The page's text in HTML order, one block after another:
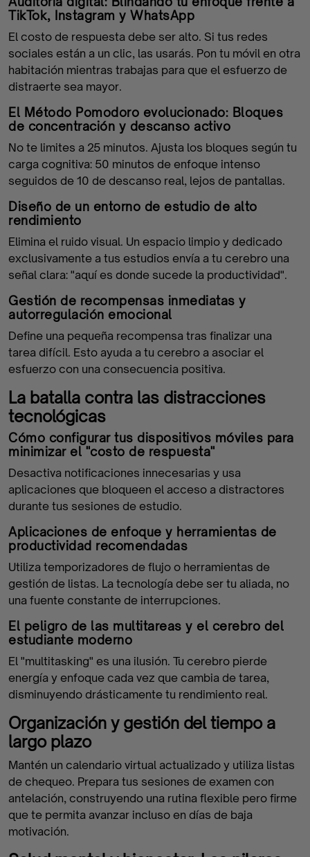
TikTok, Instagram y WhatsApp
El costo de respuesta debe ser alto. Si tus redes
sociales están a un clic, las usarás. Pon tu móvil en otra
habitación mientras trabajas para que el esfuerzo de
distraerte sea mayor.
El Método Pomodoro evolucionado: Bloques
de concentración y descanso activo
No te limites a 25 minutos. Ajusta los bloques según tu
carga cognitiva: 50 minutos de enfoque intenso
seguidos de 10 de descanso real, lejos de pantallas.
Diseño de un entorno de estudio de alto
rendimiento
Elimina el ruido visual. Un espacio limpio y dedicado
exclusivamente a tus estudios envía a tu cerebro una
señal clara: "aquí es donde sucede la productividad".
Gestión de recompensas inmediatas y
autorregulación emocional
Define una pequeña recompensa tras finalizar una
tarea difícil. Esto ayuda a tu cerebro a asociar el
esfuerzo con una consecuencia positiva.
La batalla contra las distracciones
tecnológicas
Cómo configurar tus dispositivos móviles para
minimizar el "costo de respuesta"
Desactiva notificaciones innecesarias y usa
aplicaciones que bloqueen el acceso a distractores
durante tus sesiones de estudio.
Aplicaciones de enfoque y herramientas de
productividad recomendadas
Utiliza temporizadores de flujo o herramientas de
gestión de listas. La tecnología debe ser tu aliada, no
una fuente constante de interrupciones.
El peligro de las multitareas y el cerebro del
estudiante moderno
El "multitasking" es una ilusión. Tu cerebro pierde
energía y enfoque cada vez que cambia de tarea,
disminuyendo drásticamente tu rendimiento real.
Organización y gestión del tiempo a
largo plazo
Mantén un calendario virtual actualizado y utiliza listas
de chequeo. Prepara tus sesiones de examen con
antelación, construyendo una rutina flexible pero firme
que te permita avanzar incluso en días de baja
motivación.